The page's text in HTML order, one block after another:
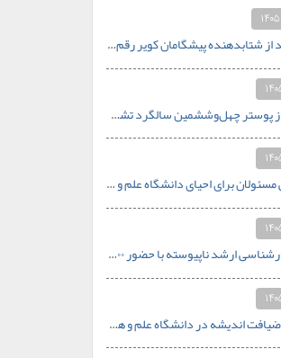
در بازدید از شتابدهنده پیشگامان کویر رقم خورد: همنشینی اساتید دانشگاه علم و هنر با محور استارتاپی
رونمایی از پوستر چهل‌وششمین سالگرد تشکیل جهاددانشگاهی با شعار «جهاددانشگاهی؛ اقتدار علمی در افق مقاومت»
گام عملی مسئولان برای احیای دانشگاه علم و هنر اردکان؛ از نیازسنجی رشته‌های جدید تا تأمین بودجه
آزمون کارشناسی ارشد ناپیوسته با حضور ۵۰۰ داوطلب در دانشگاه علم و هنر برگزار شد
برگزاری ضیافت اندیشه در دانشگاه علم و هنر؛ از اعجاز علمی قرآن تا نظام سلوکی در خانواده